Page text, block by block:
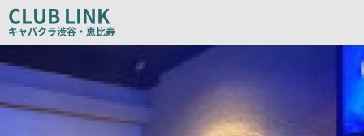
ピ
ー
CLUB LINK
キャバクラ渋谷・恵比寿
店
舗
画